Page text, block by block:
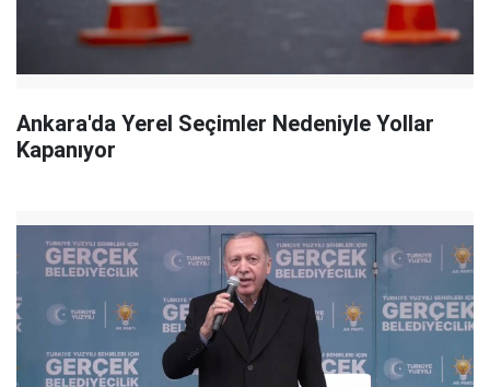
Ankara'da Yerel Seçimler Nedeniyle Yollar
Kapanıyor